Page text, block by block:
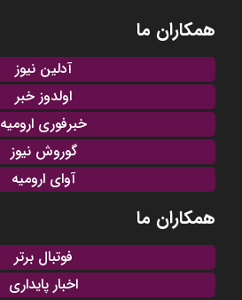
همکاران ما
آدلین نیوز
اولدوز خبر
خبرفوری ارومیه
گوروش نیوز
آوای ارومیه
همکاران ما
فوتبال برتر
اخبار پایداری